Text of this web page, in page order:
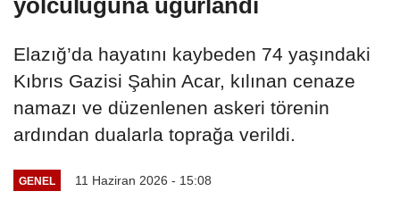
yolculuğuna uğurlandı
Elazığ’da hayatını kaybeden 74 yaşındaki
Kıbrıs Gazisi Şahin Acar, kılınan cenaze
namazı ve düzenlenen askeri törenin
ardından dualarla toprağa verildi.
GENEL 11 Haziran 2026 - 15:08